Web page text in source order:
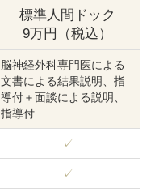
標準人間ドック
9万円（税込）
脳神経外科専門医による
文書による結果説明、指
導付＋面談による説明、
指導付
✓
✓